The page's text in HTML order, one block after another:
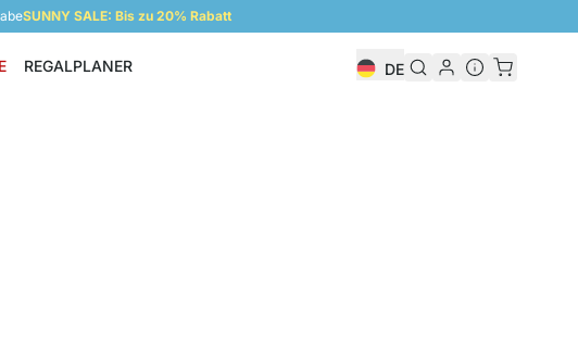
SUNNY SALE: Bis zu 20% Rabatt
REGALPLANER DE